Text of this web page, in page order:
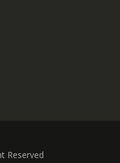
Reserved